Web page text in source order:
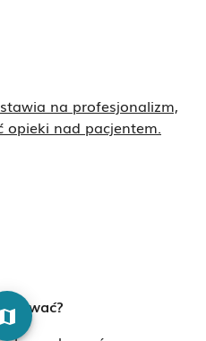
na profesjonalizm,
opieki nad pacjentem.
map